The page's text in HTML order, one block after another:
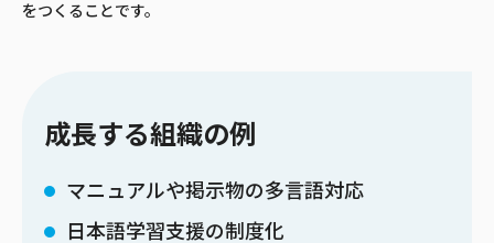
をつくることです。
成長する組織の例
マニュアルや掲示物の多言語対応
日本語学習支援の制度化